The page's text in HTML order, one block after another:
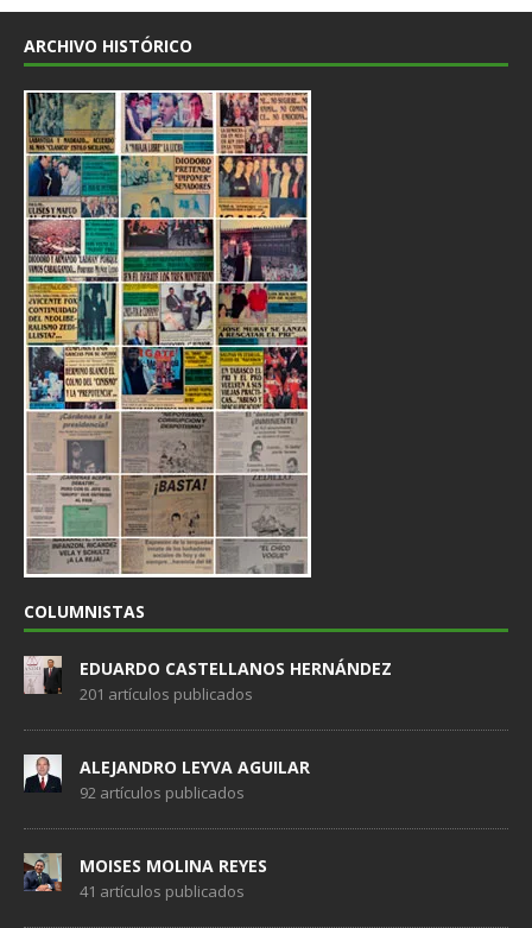
ARCHIVO HISTÓRICO
COLUMNISTAS
EDUARDO CASTELLANOS HERNÁNDEZ
201 artículos publicados
ALEJANDRO LEYVA AGUILAR
92 artículos publicados
MOISES MOLINA REYES
41 artículos publicados